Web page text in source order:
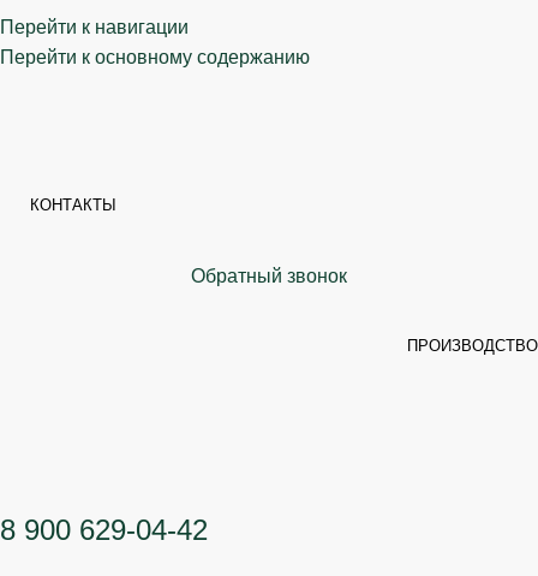
Перейти к навигации
Перейти к основному содержанию
КОНТАКТЫ
Обратный звонок
ПРОИЗВОДСТВО
8 900 629-04-42